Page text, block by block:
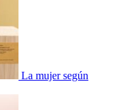
La mujer según